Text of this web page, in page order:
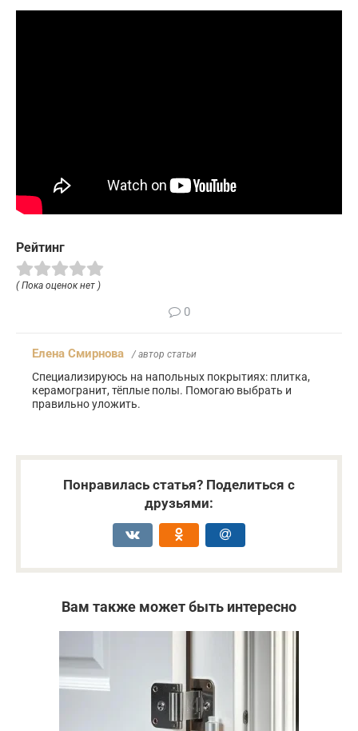
Рейтинг
( Пока оценок нет )
0
Елена Смирнова / автор статьи
Специализируюсь на напольных покрытиях: плитка,
керамогранит, тёплые полы. Помогаю выбрать и
правильно уложить.
Понравилась статья? Поделиться с
друзьями:
Вам также может быть интересно